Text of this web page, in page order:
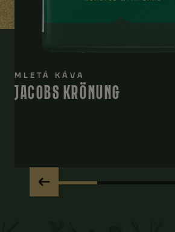
MLETÁ KÁVA
JACOBS KRÖNUNG